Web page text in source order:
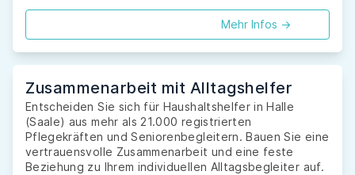
Mehr Infos ->
Zusammenarbeit mit Alltagshelfer
Entscheiden Sie sich für Haushaltshelfer in Halle
(Saale) aus mehr als 21.000 registrierten
Pflegekräften und Seniorenbegleitern. Bauen Sie eine
vertrauensvolle Zusammenarbeit und eine feste
Beziehung zu Ihrem individuellen Alltagsbegleiter auf.